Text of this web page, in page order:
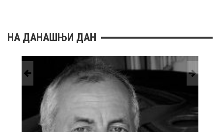
НА ДАНАШЊИ ДАН